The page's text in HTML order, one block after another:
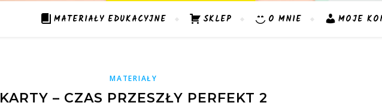
MATERIAŁY EDUKACYJNE SKLEP O MNIE MOJE
MATERIAŁY
KARTY – CZAS PRZESZŁY PERFEKT 2